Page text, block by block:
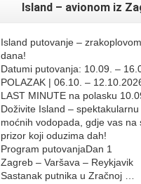
Island – avionom iz
Island putovanje –
dana!
Datumi putovanja: 10.09. –
POLAZAK | 06.10. –
LAST MINUTE na polasku
Doživite Island –
moćnih vodopada, gdje vas na
prizor koji oduzima dah!
Program putovanjaDan 1
Zagreb – Varšava – Reykjavik
Sastanak putnika u Zračnoj …